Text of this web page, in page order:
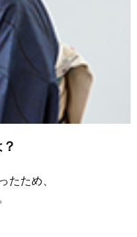
たため、